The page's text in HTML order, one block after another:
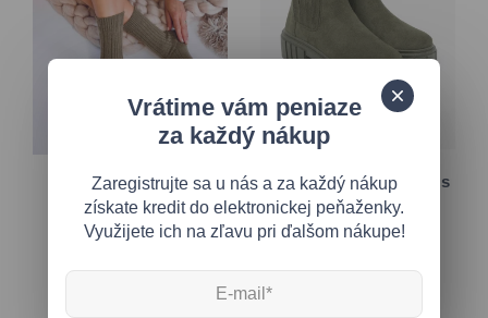
Khaki hrejivé dámske
ponožky
35-38
Zelené členkové čižmy s
elastickými vsadkami
21,20 €
36 37
38 39
40
Vrátime vám peniaze
za každý nákup
Zaregistrujte sa u nás a za každý nákup
získate kredit do elektronickej peňaženky.
Využijete ich na zľavu pri ďalšom nákupe!